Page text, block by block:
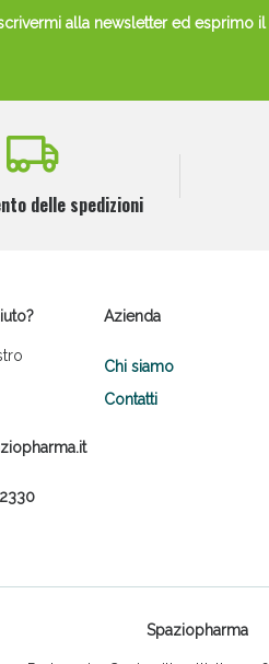
alla newsletter ed esprimo
delle spedizioni
Azienda
Chi siamo
Contatti
Spaziopharma
Scopri le offerte